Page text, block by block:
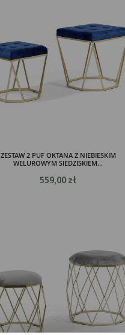
ZESTAW 2 PUF OKTANA Z NIEBIESKIM
WELUROWYM SIEDZISKIEM...
559,00 zł